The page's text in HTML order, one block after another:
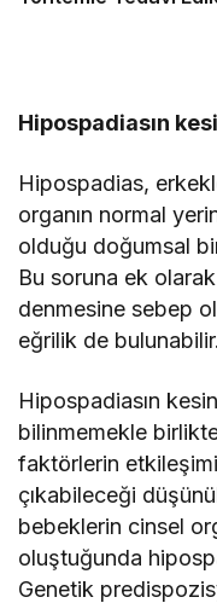
Hipospadiasın
Hipospadias,
organın normal
olduğu doğumsal
Bu soruna ek
denmesine sebep
eğrilik de bulunabilir.
Hipospadiasın
bilinmemekle
faktörlerin
çıkabileceği
bebeklerin cinsel
oluştuğunda
Genetik